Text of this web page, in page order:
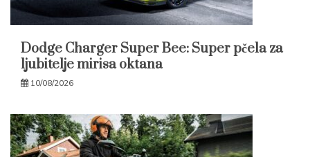
Dodge Charger Super Bee: Super pčela za
ljubitelje mirisa oktana
10/08/2026